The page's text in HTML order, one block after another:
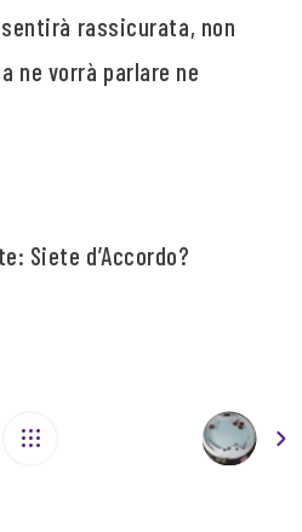
rassicurata, non
ne vorrà parlare ne
Siete d’Accordo?